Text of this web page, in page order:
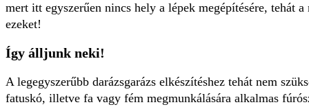
mert itt egyszerűen nincs hely a lépek megépítésére, tehát
ezeket!
Így álljunk neki!
A legegyszerűbb darázsgarázs elkészítéshez tehát nem
fatuskó, illetve fa vagy fém megmunkálására alkalmas